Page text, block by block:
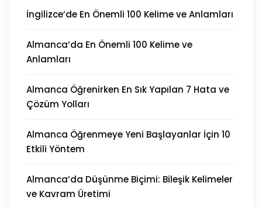
İngilizce’de En Önemli 100 Kelime ve Anlamları
Almanca’da En Önemli 100 Kelime ve
Anlamları
Almanca Öğrenirken En Sık Yapılan 7 Hata ve
Çözüm Yolları
Almanca Öğrenmeye Yeni Başlayanlar İçin 10
Etkili Yöntem
Almanca’da Düşünme Biçimi: Bileşik Kelimeler
ve Kavram Üretimi